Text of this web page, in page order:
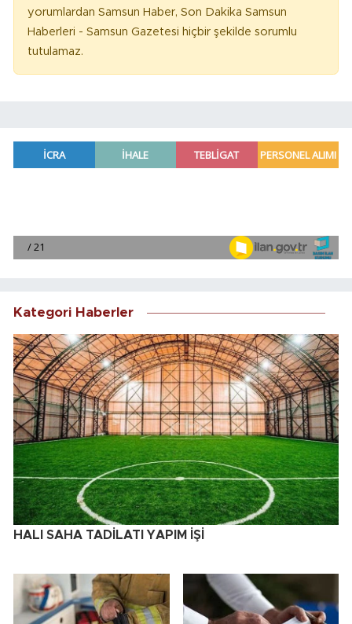
yorumlardan Samsun Haber, Son Dakika Samsun
Haberleri - Samsun Gazetesi hiçbir şekilde sorumlu
tutulamaz.
Kategori Haberler
HALI SAHA TADİLATI YAPIM İŞİ